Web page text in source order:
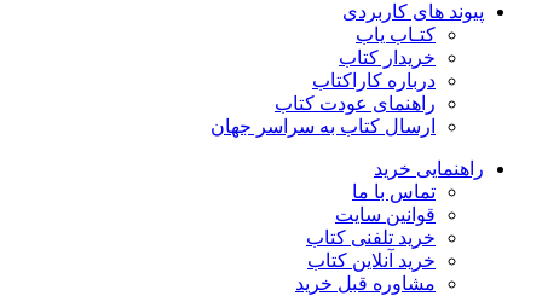
پیوند های کاربردی
کتـاب یاب
خریدار کتاب
درباره کاراکتاب
راهنمای عودت کتاب
ارسال کتاب به سراسر جهان
راهنمایی خرید
تماس با ما
قوانین سایت
خرید تلفنی کتاب
خرید آنلاین کتاب
مشاوره قبل خرید